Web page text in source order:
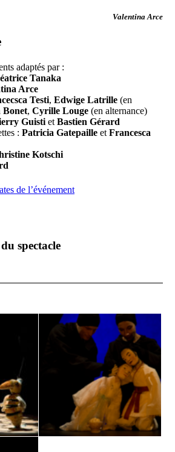
Valentina Arce
adaptés par :
Tanaka
Arce
Testi, Edwige Latrille(en
Bonet, Cyrille Louge(en alternance)
Guistiet Bastien Gérard
: Patricia Gatepailleet Francesca
Kotschi
de l’événement
spectacle